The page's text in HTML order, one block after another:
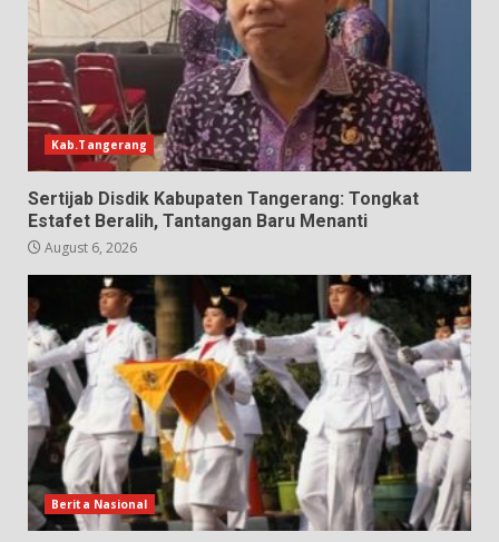
Kab.Tangerang
Sertijab Disdik Kabupaten Tangerang: Tongkat
Estafet Beralih, Tantangan Baru Menanti
August 6, 2026
Berita Nasional